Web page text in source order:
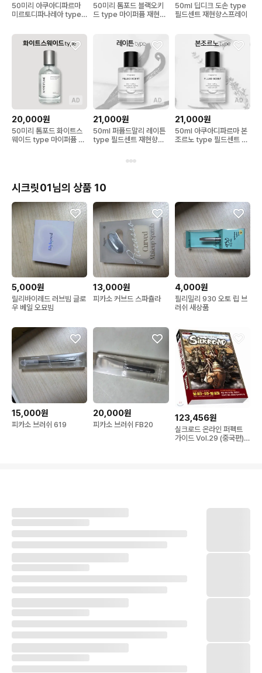
50미리 아쿠아디파르마
미르토디파나레아 type
50미리 톰포드 블랙오키
드 type 마이퍼퓸 재현향
50ml 딥디크 도손 type
필드센트 재현향스프레이
AD
20,000원
50미리 톰포드 화이트스
웨이드 type 마이퍼퓸 재
AD
21,000원
50ml 퍼퓸드말리 레이튼
type 필드센트 재현향스
AD
21,000원
50ml 아쿠아디파르마 본
조르노 type 필드센트 재
시크릿01님의 상품 10
5,000원
릴리바이레드 러브빔 글로
우 베일 오묘빔
13,000원
피카소 커브드 스파츌라
4,000원
필리밀리 930 오토 립 브
러쉬 새상품
15,000원
피카소 브러쉬 619
20,000원
피카소 브러쉬 FB20
123,456원
실크로드 온라인 퍼펙트
가이드 Vol.29 (중국편)